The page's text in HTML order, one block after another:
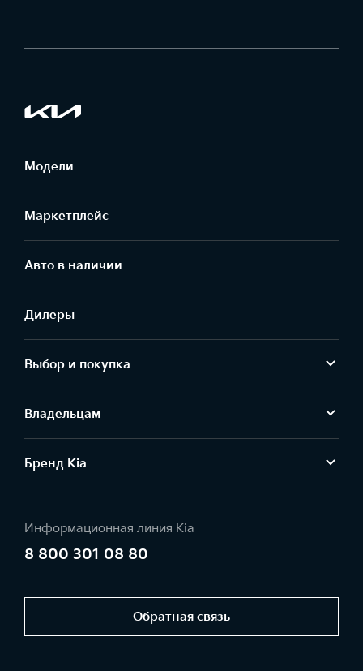
Модели
Маркетплейс
Aвто в наличии
Дилеры
Выбор и покупка
Владельцам
Бренд Kia
Информационная линия Kia
8 800 301 08 80
Обратная связь